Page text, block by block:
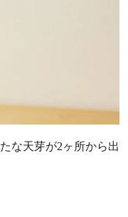
な天芽が2ヶ所から出